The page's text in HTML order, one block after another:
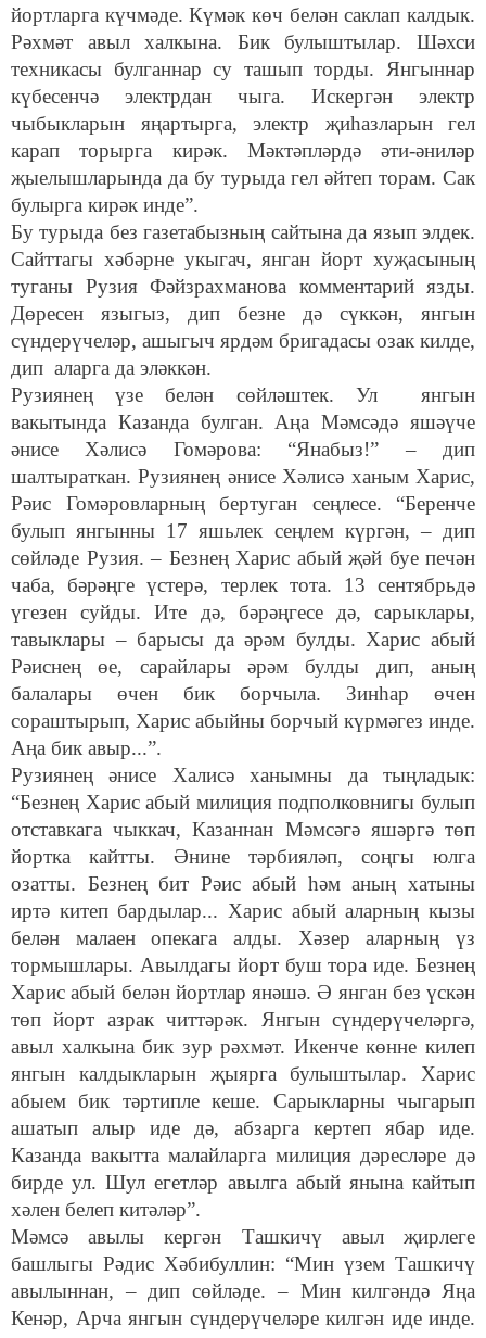
йортларга күчмәде. Күмәк көч белән саклап калдык.
Рәхмәт авыл халкына. Бик булыштылар. Шәхси
техникасы булганнар су ташып торды. Янгыннар
күбесенчә электрдан чыга. Искергән электр
чыбыкларын яңартырга, электр җиһазларын гел
карап торырга кирәк. Мәктәпләрдә әти-әниләр
җыелышларында да бу турыда гел әйтеп торам. Сак
булырга кирәк инде”.
Бу турыда без газетабызның сайтына да язып элдек.
Сайттагы хәбәрне укыгач, янган йорт хуҗасының
туганы Рузия Фәйзрахманова комментарий язды.
Дөресен языгыз, дип безне дә сүккән, янгын
сүндерүчеләр, ашыгыч ярдәм бригадасы озак килде,
дип аларга да эләккән.
Рузиянең үзе белән сөйләштек. Ул янгын
вакытында Казанда булган. Аңа Мәмсәдә яшәүче
әнисе Хәлисә Гомәрова: “Янабыз!” – дип
шалтыраткан. Рузиянең әнисе Хәлисә ханым Харис,
Рәис Гомәровларның бертуган сеңлесе. “Беренче
булып янгынны 17 яшьлек сеңлем күргән, – дип
сөйләде Рузия. – Безнең Харис абый җәй буе печән
чаба, бәрәңге үстерә, терлек тота. 13 сентябрьдә
үгезен суйды. Ите дә, бәрәңгесе дә, сарыклары,
тавыклары – барысы да әрәм булды. Харис абый
Рәиснең өе, сарайлары әрәм булды дип, аның
балалары өчен бик борчыла. Зинһар өчен
сораштырып, Харис абыйны борчый күрмәгез инде.
Аңа бик авыр...”.
Рузиянең әнисе Халисә ханымны да тыңладык:
“Безнең Харис абый милиция подполковнигы булып
отставкага чыккач, Казаннан Мәмсәгә яшәргә төп
йортка кайтты. Әнине тәрбияләп, соңгы юлга
озатты. Безнең бит Рәис абый һәм аның хатыны
иртә китеп бардылар... Харис абый аларның кызы
белән малаен опекага алды. Хәзер аларның үз
тормышлары. Авылдагы йорт буш тора иде. Безнең
Харис абый белән йортлар янәшә. Ә янган без үскән
төп йорт азрак читтәрәк. Янгын сүндерүчеләргә,
авыл халкына бик зур рәхмәт. Икенче көнне килеп
янгын калдыкларын җыярга булыштылар. Харис
абыем бик тәртипле кеше. Сарыкларны чыгарып
ашатып алыр иде дә, абзарга кертеп ябар иде.
Казанда вакытта малайларга милиция дәресләре дә
бирде ул. Шул егетләр авылга абый янына кайтып
хәлен белеп китәләр”.
Мәмсә авылы кергән Ташкичү авыл җирлеге
башлыгы Рәдис Хәбибуллин: “Мин үзем Ташкичү
авылыннан, – дип сөйләде. – Мин килгәндә Яңа
Кенәр, Арча янгын сүндерүчеләре килгән иде инде.